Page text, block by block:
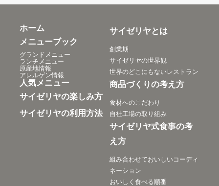
ホーム
メニューブック
グランドメニュー
ランチメニュー
原産地情報
アレルゲン情報
人気メニュー
サイゼリヤの楽しみ方
サイゼリヤの利用方法
サイゼリヤとは
創業期
サイゼリヤの世界観
世界のどこにもないレストラン
商品づくりの考え方
食材へのこだわり
自社工場の取り組み
サイゼリヤ式食事の考
え方
組み合わせておいしいコーディ
ネーション
おいしく食べる順番